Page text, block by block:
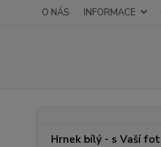
O NÁS INFORMACE
Hrnek bílý - s Vaší